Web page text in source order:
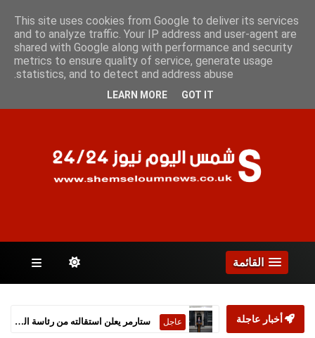
الجمعة 7 أغسطس 2026
الصفحات
القائمة
أخبار عاجلة عاجل
This site uses cookies from Google to deliver its services
and to analyze traffic. Your IP address and user-agent are
shared with Google along with performance and security
metrics to ensure quality of service, generate usage
statistics, and to detect and address abuse.
LEARN MORE GOT IT